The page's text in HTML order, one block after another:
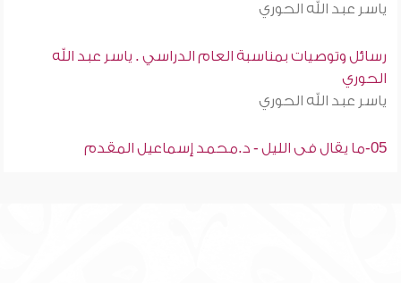
ياسر عبد الله الحوري
رسائل وتوصيات بمناسبة العام الدراسي . ياسر عبد الله
الحوري
ياسر عبد الله الحوري
05-ما يقال فى الليل - د.محمد إسماعيل المقدم